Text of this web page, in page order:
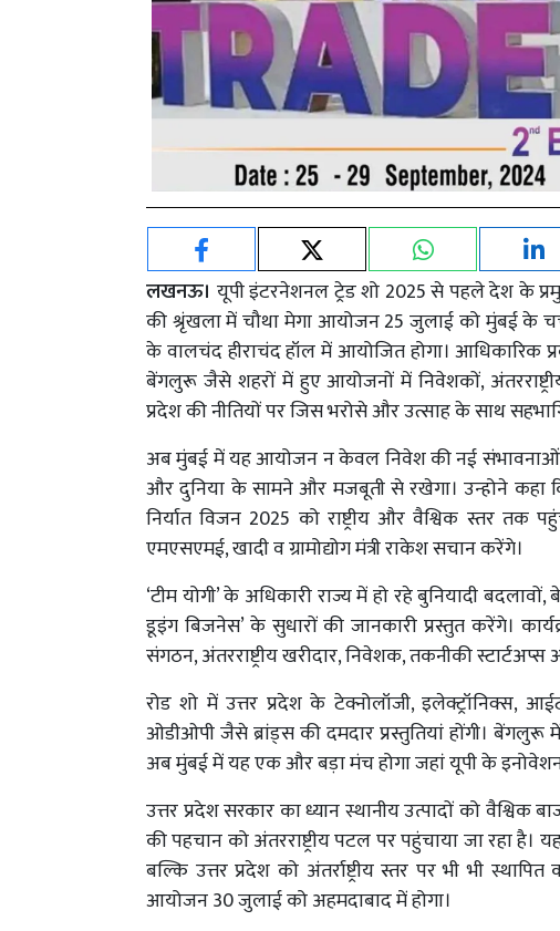
लखनऊ। यूपी इंटरनेशनल ट्रेड शो 2025 से पहले देश के
की श्रृंखला में चौथा मेगा आयोजन 25 जुलाई को मुंबई के
के वालचंद हीराचंद हॉल में आयोजित होगा। आधिकारिक
बेंगलुरू जैसे शहरों में हुए आयोजनों में निवेशकों,
प्रदेश की नीतियों पर जिस भरोसे और उत्साह के साथ
अब मुंबई में यह आयोजन न केवल निवेश की नई संभावनाओं
और दुनिया के सामने और मजबूती से रखेगा। उन्होने कहा
निर्यात विजन 2025 को राष्ट्रीय और वैश्विक स्तर
एमएसएमई, खादी व ग्रामोद्योग मंत्री राकेश सचान करेंगे।
‘टीम योगी’ के अधिकारी राज्य में हो रहे बुनियादी
डूइंग बिजनेस’ के सुधारों की जानकारी प्रस्तुत करेंगे।
संगठन, अंतरराष्ट्रीय खरीदार, निवेशक, तकनीकी
रोड शो में उत्तर प्रदेश के टेक्नोलॉजी, इलेक्ट्रॉनिक्स,
ओडीओपी जैसे ब्रांड्स की दमदार प्रस्तुतियां होंगी।
अब मुंबई में यह एक और बड़ा मंच होगा जहां यूपी के
उत्तर प्रदेश सरकार का ध्यान स्थानीय उत्पादों को
की पहचान को अंतरराष्ट्रीय पटल पर पहुंचाया जा रहा है।
बल्कि उत्तर प्रदेश को अंतर्राष्ट्रीय स्तर पर भी भी
आयोजन 30 जुलाई को अहमदाबाद में होगा।